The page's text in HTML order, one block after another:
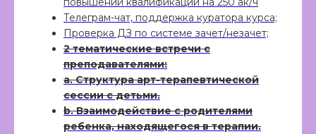
Телеграм-чат, поддержка куратора курса;
Проверка ДЗ по системе зачет/незачет;
2 тематические встречи с
преподавателями:
а. Структура арт-терапевтической
сессии с детьми.
b. Взаимодействие с родителями
ребенка, находящегося в терапии.